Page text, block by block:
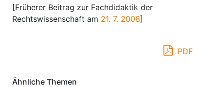
[Früherer Beitrag zur Fachdidaktik der
Rechtswissenschaft am 21. 7. 2008]
PDF
Ähnliche Themen